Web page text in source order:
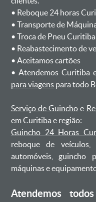
ㅤㅤ• Reboque 24 horas
ㅤㅤ• Transporte de
ㅤㅤ• Troca de Pneu
ㅤㅤ• Reabastecimento de
ㅤㅤ• Aceitamos cartões
ㅤㅤ• Atendemos
para viagenspara todo
Serviço de Guincho e
em Curitiba e região:
Guincho 24 Horas
reboque de
automóveis, guincho
máquinas e
Atendemos